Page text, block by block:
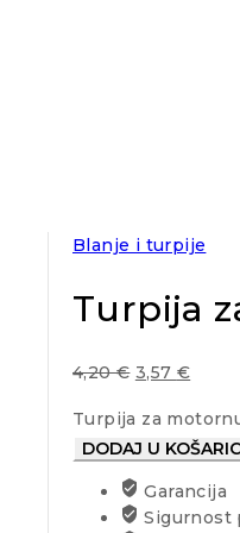
Blanje i turpije
Turpija
4,20€ 3,57 €
Turpija za
DODAJ U
Garancija
Sigurnost